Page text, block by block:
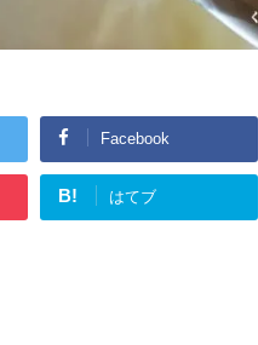
Facebook
B! はてブ